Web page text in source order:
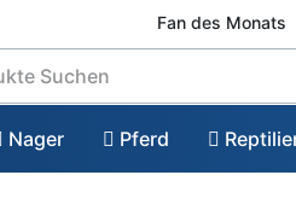
Fan des Monats
Nager Pferd